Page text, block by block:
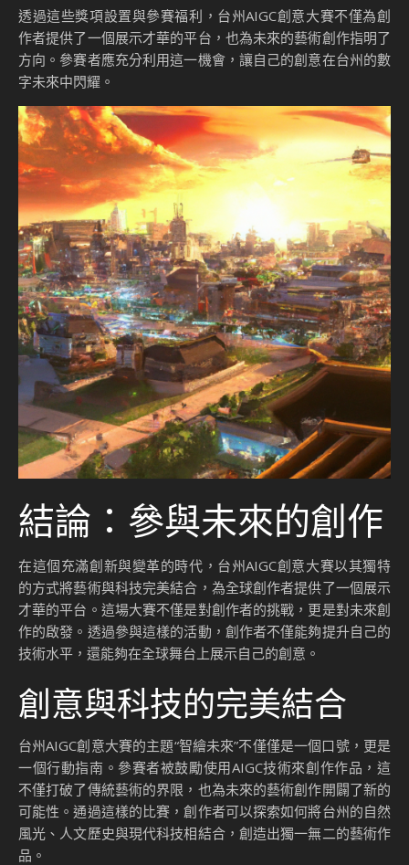
透過這些獎項設置與參賽福利，台州AIGC創意大賽不僅為創
作者提供了一個展示才華的平台，也為未來的藝術創作指明了
方向。參賽者應充分利用這一機會，讓自己的創意在台州的數
字未來中閃耀。
結論：參與未來的創作
在這個充滿創新與變革的時代，台州AIGC創意大賽以其獨特
的方式將藝術與科技完美結合，為全球創作者提供了一個展示
才華的平台。這場大賽不僅是對創作者的挑戰，更是對未來創
作的啟發。透過參與這樣的活動，創作者不僅能夠提升自己的
技術水平，還能夠在全球舞台上展示自己的創意。
創意與科技的完美結合
台州AIGC創意大賽的主題“智繪未來”不僅僅是一個口號，更是
一個行動指南。參賽者被鼓勵使用AIGC技術來創作作品，這
不僅打破了傳統藝術的界限，也為未來的藝術創作開闢了新的
可能性。通過這樣的比賽，創作者可以探索如何將台州的自然
風光、人文歷史與現代科技相結合，創造出獨一無二的藝術作
品。